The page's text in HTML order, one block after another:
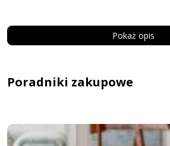
Pokaż opis
Poradniki zakupowe